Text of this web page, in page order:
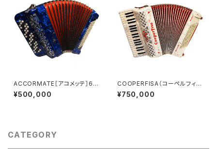
ACCORMATE［アコメッテ］60
ボタン 96BASS
¥500,000
COOPERFISA（コーペルフィ
サ）
¥750,000
CATEGORY